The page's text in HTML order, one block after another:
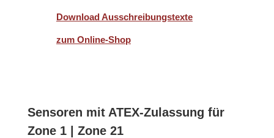
Download Ausschreibungstexte
zum Online-Shop
Sensoren mit ATEX-Zulassung für
Zone 1 | Zone 21